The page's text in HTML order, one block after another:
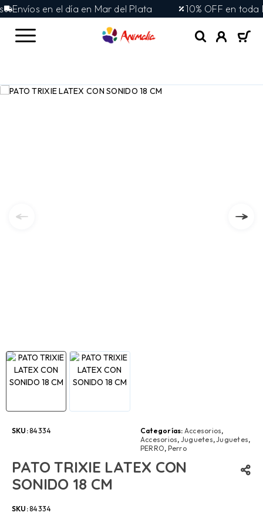
en el día en Mar del Plata 10% OFF en toda la
SKU:84334 Categorías: Accesorios,
Accesorios, Juguetes,Juguetes,
PERRO, Perro
PATO TRIXIE LATEX CON
SONIDO 18 CM
SKU:84334